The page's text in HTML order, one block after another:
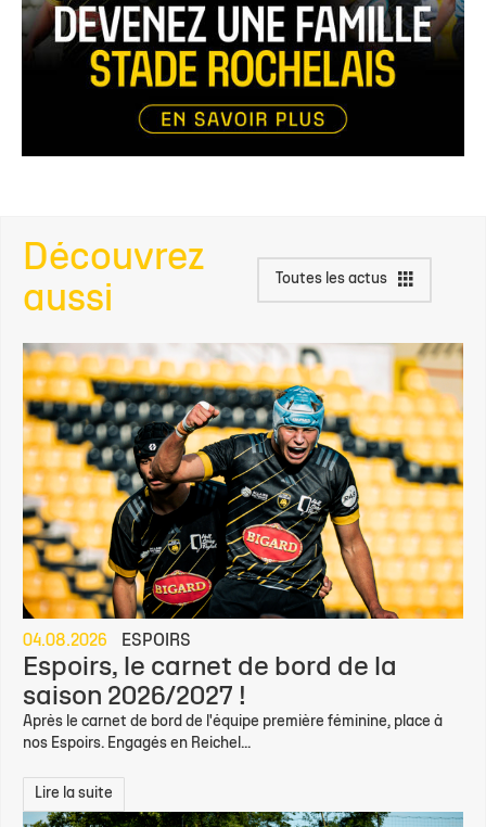
Découvrez
aussi
Toutes les actus
04.08.2026 ESPOIRS
Espoirs, le carnet de bord de la
saison 2026/2027 !
Après le carnet de bord de l'équipe première féminine, place à
nos Espoirs. Engagés en Reichel...
Lire la suite